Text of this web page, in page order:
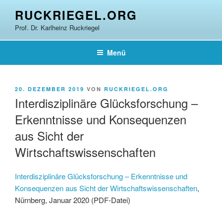
springen
RUCKRIEGEL.ORG
Prof. Dr. Karlheinz Ruckriegel
Menü
VERÖFFENTLICHT
20. DEZEMBER 2019 VON RUCKRIEGEL.ORG
Interdisziplinäre Glücksforschung –
Erkenntnisse und Konsequenzen
aus Sicht der
Wirtschaftswissenschaften
Interdisziplinäre Glücksforschung – Erkenntnisse und
Konsequenzen aus Sicht der Wirtschaftswissenschaften,
Nürnberg, Januar 2020 (PDF-Datei)